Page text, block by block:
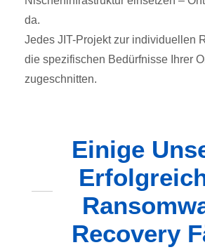
da.
Jedes JIT-Projekt zur individuellen
die spezifischen Bedürfnisse Ihrer
zugeschnitten.
Einige
Recovery